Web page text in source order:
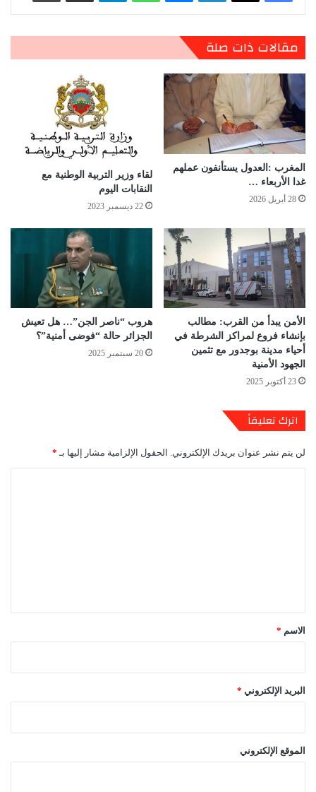
مقالات ذات صلة
المغرب :العدول يستأنفون عملهم
غدا الأربعاء …
28 أبريل 2026
لقاء وزير التربية الوطنية مع
النقابات اليوم
22 ديسمبر 2023
الأمن يبدأ من القرب: مطالب
بإنشاء فروع لمراكز الشرطة في
أحياء مدينة بوجدور مع تثمين
الجهود الأمنية
23 أكتوبر 2025
هروب “ناصر الجن”… هل تعيش
الجزائر حالة “فوضى أمنية”؟
20 سبتمبر 2025
اترك تعليقاً
لن يتم نشر عنوان بريدك الإلكتروني. الحقول الإلزامية مشار إليها بـ *
*الاسم *
البريد الإلكتروني *
الموقع الإلكتروني